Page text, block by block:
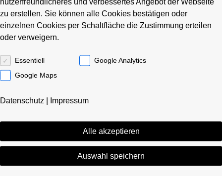
reinigt Ihre Glas- und Fensterflächen schnell, professionell und
garantiert streifenfrei. Wir reinigen und pflegen
Fassaden, Fenster, Glastüren, Schaufenster,
etc.
zu erstellen. Sie können alle Cookies bestätigen oder
einzelnen Cookies per Schaltfläche die Zustimmung erteilen
oder verweigern.
Essentiell
Google Analytics
Google Maps
Datenschutz | Impressum
Alle akzeptieren
Auswahl speichern